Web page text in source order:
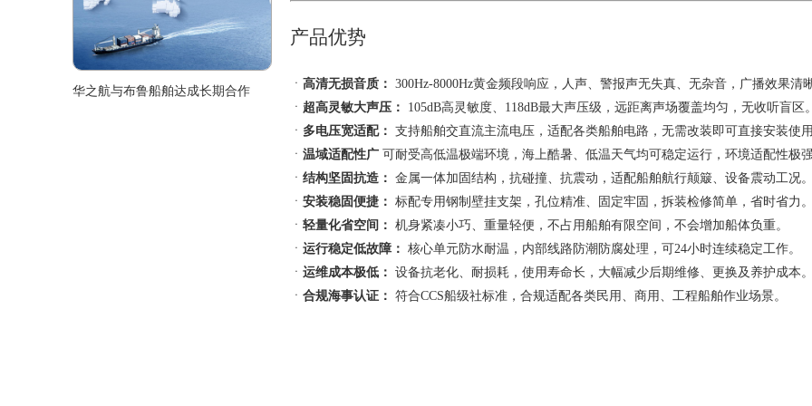
产品优势
ㆍ 高清无损音质： 300Hz-8000Hz黄金频段响应，人声、警报声无失真、无杂音，广播效果清
ㆍ 超高灵敏大声压：
105dB高灵敏度、118dB最大声压级，远距离声场覆盖均匀，无收听盲区。
ㆍ 多电压宽适配： 支持船舶交直流主流电压，适配各类船舶电路，无需改装即可直接安装使用
ㆍ 温域适配性广 可耐受高低温极端环境，海上酷暑、低温天气均可稳定运行，环境适配性极强
ㆍ 结构坚固抗造： 金属一体加固结构，抗碰撞、抗震动，适配船舶航行颠簸、设备震动工况。
ㆍ 安装稳固便捷： 标配专用钢制壁挂支架，孔位精准、固定牢固，拆装检修简单，省时省力。
ㆍ 轻量化省空间： 机身紧凑小巧、重量轻便，不占用船舶有限空间，不会增加船体负重。
ㆍ 运行稳定低故障： 核心单元防水耐温，内部线路防潮防腐处理，可24小时连续稳定工作。
ㆍ 运维成本极低： 设备抗老化、耐损耗，使用寿命长，大幅减少后期维修、更换及养护成本。
ㆍ 合规海事认证： 符合CCS船级社标准，合规适配各类民用、商用、工程船舶作业场景。
华之航与布鲁船舶达成长期合作